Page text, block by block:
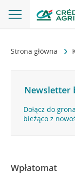
Strona główna
Newsletter
Dołącz do
bieżąco z
Wpłatomat